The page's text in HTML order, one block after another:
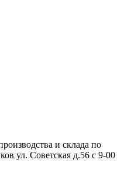
и склада по
ул. Советская д.56 с 9-00